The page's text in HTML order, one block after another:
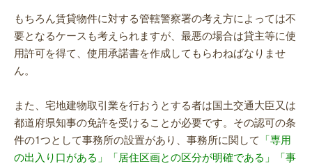
もちろん賃貸物件に対する管轄警察署の考え方によっては不
要となるケースも考えられますが、最悪の場合は貸主等に使
用許可を得て、使用承諾書を作成してもらわねばなりませ
ん。
また、宅地建物取引業を行おうとする者は国土交通大臣又は
都道府県知事の免許を受けることが必要です。その認可の条
件の1つとして事務所の設置があり、事務所に関して 「専用
の出入り口がある」「居住区画との区分が明確である」「事